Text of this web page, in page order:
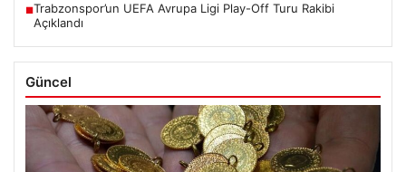
■Trabzonspor’un UEFA Avrupa Ligi Play-Off Turu Rakibi
Açıklandı
Güncel